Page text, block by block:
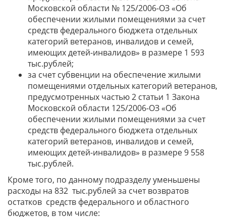
Московской области № 125/2006-ОЗ «Об
обеспечении жилыми помещениями за счет
средств федерального бюджета отдельных
категорий ветеранов, инвалидов и семей,
имеющих детей-инвалидов» в размере 1 593
тыс.рублей;
за счет субвенции на обеспечение жилыми
помещениями отдельных категорий ветеранов,
предусмотренных частью 2 статьи 1 Закона
Московской области 125/2006-ОЗ «Об
обеспечении жилыми помещениями за счет
средств федерального бюджета отдельных
категорий ветеранов, инвалидов и семей,
имеющих детей-инвалидов» в размере 9 558
тыс.рублей.
Кроме того, по данному подразделу уменьшены
расходы на 832 тыс.рублей за счет возвратов
остатков средств федерального и областного
бюджетов, в том числе: